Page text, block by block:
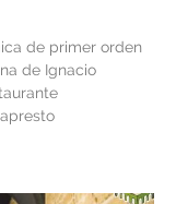
de primer orden
de Ignacio